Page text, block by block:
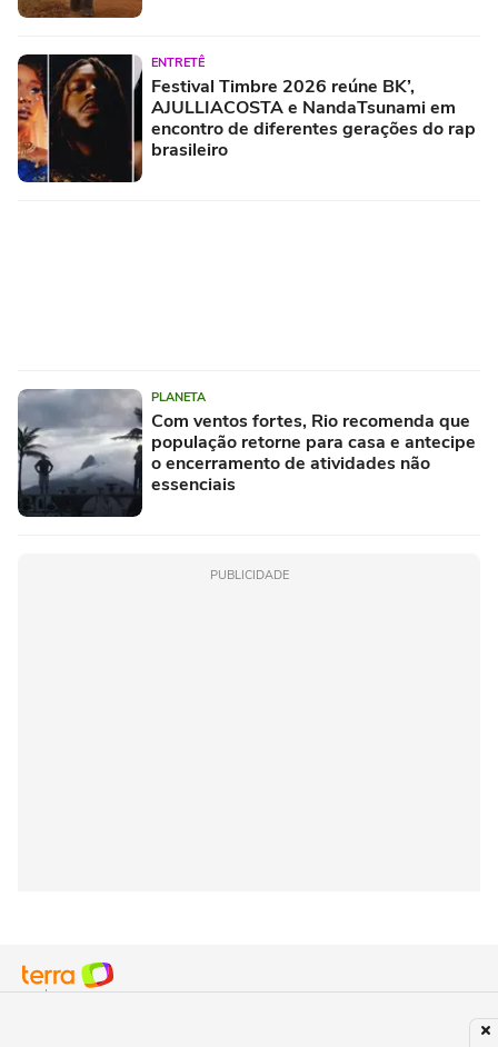
ENTRETÊ
Festival Timbre 2026 reúne BK’,
AJULLIACOSTA e NandaTsunami em
encontro de diferentes gerações do rap
brasileiro
PLANETA
Com ventos fortes, Rio recomenda que
população retorne para casa e antecipe
o encerramento de atividades não
essenciais
PUBLICIDADE